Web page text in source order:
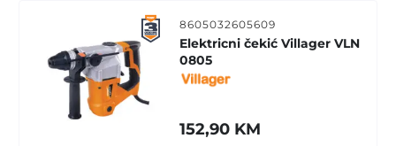
8605032605609
Elektricni čekić Villager VLN
0805
152,90 KM